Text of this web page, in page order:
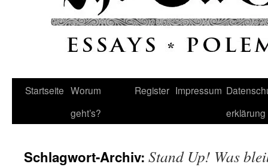
Startseite Worum
geht’s?
Register Impressum
erklärung
Schlagwort-Archiv: Stand Up! Was